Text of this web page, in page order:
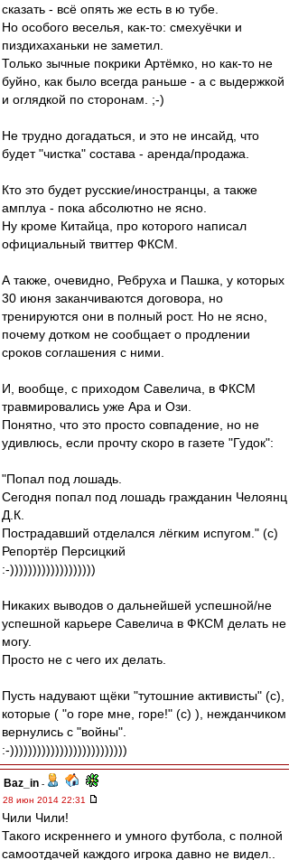
сказать - всё опять же есть в ю тубе.
Но особого веселья, как-то: смехуёчки и
пиздихаханьки не заметил.
Только зычные покрики Артёмко, но как-то не
буйно, как было всегда раньше - а с выдержкой
и оглядкой по сторонам. ;-)
Не трудно догадаться, и это не инсайд, что
будет "чистка" состава - аренда/продажа.
Кто это будет русские/иностранцы, а также
амплуа - пока абсолютно не ясно.
Ну кроме Китайца, про которого написал
официальный твиттер ФКСМ.
А также, очевидно, Ребруха и Пашка, у которых
30 июня заканчиваются договора, но
тренируются они в полный рост. Но не ясно,
почему дотком не сообщает о продлении
сроков соглашения с ними.
И, вообще, с приходом Савелича, в ФКСМ
травмировались уже Ара и Ози.
Понятно, что это просто совпадение, но не
удивлюсь, если прочту скоро в газете "Гудок":
"Попал под лошадь.
Сегодня попал под лошадь гражданин Челоянц
Д.К.
Пострадавший отделался лёгким испугом." (с)
Репортёр Персицкий
:-)))))))))))))))))))
Никаких выводов о дальнейшей успешной/не
успешной карьере Савелича в ФКСМ делать не
могу.
Просто не с чего их делать.
Пусть надувают щёки "тутошние активисты" (с),
которые ( "о горе мне, горе!" (с) ), нежданчиком
вернулись с "войны".
:-))))))))))))))))))))))))))
Baz_in -
28 июн 2014 22:31
Чили Чили!
Такого искреннего и умного футбола, с полной
самоотдачей каждого игрока давно не видел..